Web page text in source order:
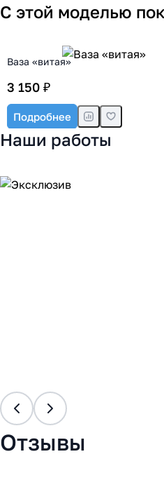
С этой моделью
Ваза «витая»
3 150 ₽
Подробнее
Наши работы
Отзывы